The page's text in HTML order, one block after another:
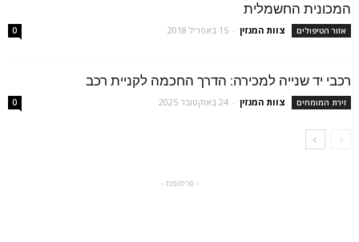
המכונית החשמלית
אזור הטיפולים צוות המגזין - 15 באפריל 2018 0
רכבי יד שנייה למכירה: הדרך החכמה לקניית רכב
זירת המומחים צוות המגזין - 24 באוקטובר 2025 0
- פרסומת -